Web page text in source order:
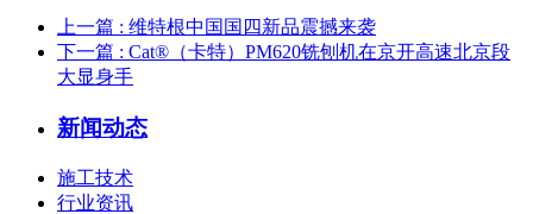
上一篇 : 维特根中国国四新品震撼来袭
下一篇 : Cat®（卡特）PM620铣刨机在京开高速北京段
大显身手
新闻动态
施工技术
行业资讯